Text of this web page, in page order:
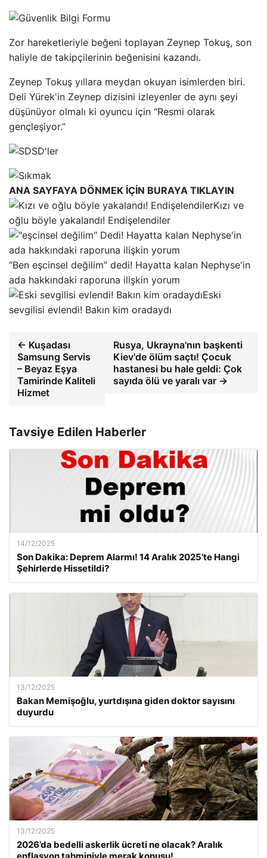
Zor hareketleriyle beğeni toplayan Zeynep Tokuş, son
haliyle de takipçilerinin beğenisini kazandı.
Zeynep Tokuş yıllara meydan okuyan isimlerden biri.
Deli Yürek'in Zeynep dizisini izleyenler de aynı şeyi
düşünüyor olmalı ki oyuncu için “Resmi olarak
gençleşiyor.”
ANA SAYFAYA DÖNMEK İÇİN BURAYA TIKLAYIN
Kızı ve
oğlu böyle yakalandı! Endişelendiler
“Ben eşcinsel değilim” dedi! Hayatta kalan Nephyse'in
ada hakkındaki raporuna ilişkin yorum
Eski
sevgilisi evlendi! Bakın kim oradaydı
← Kuşadası
Samsung Servis
– Beyaz Eşya
Tamirinde Kaliteli
Hizmet
Rusya, Ukrayna'nın başkenti
Kiev'de ölüm saçtı! Çocuk
hastanesi bu hale geldi: Çok
sayıda ölü ve yaralı var →
Tavsiye Edilen Haberler
14/12/2025
Son Dakika: Deprem Alarmı! 14 Aralık 2025’te Hangi
Şehirlerde Hissetildi?
13/12/2025
Bakan Memişoğlu, yurtdışına giden doktor sayısını
duyurdu
13/12/2025
2026’da bedelli askerlik ücreti ne olacak? Aralık